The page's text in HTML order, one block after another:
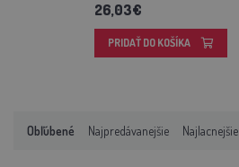
26,03€
PRIDAŤ DO KOŠÍKA
Obľúbené Najpredávanejšie Najlacnejšie